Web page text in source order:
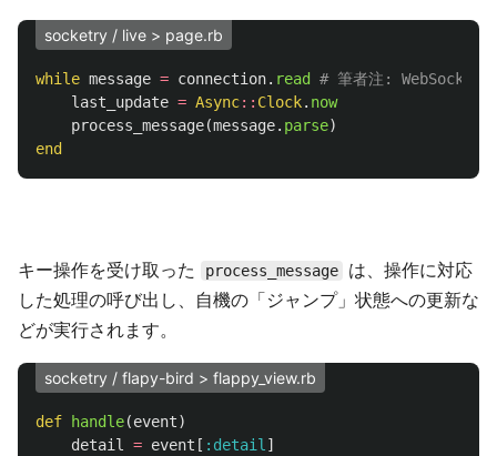
socketry / live > page.rb
while message = connection. read
# 筆者注: WebSocket
last_update = Async:: Clock. now
process_message(message. parse)
end
キー操作を受け取った process_message
は、操作に対応
した処理の呼び出し、自機の「ジャンプ」状態への更新な
どが実行されます。
socketry / flapy-bird > flappy_view.rb
def handle(event)
detail = event [ :detail]